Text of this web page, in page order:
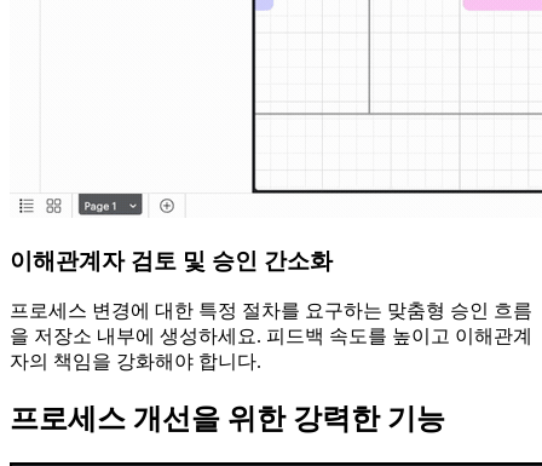
이해관계자 검토 및 승인 간소화
프로세스 변경에 대한 특정 절차를 요구하는 맞춤형 승인 흐름
을 저장소 내부에 생성하세요. 피드백 속도를 높이고 이해관계
자의 책임을 강화해야 합니다.
프로세스 개선을 위한 강력한 기능